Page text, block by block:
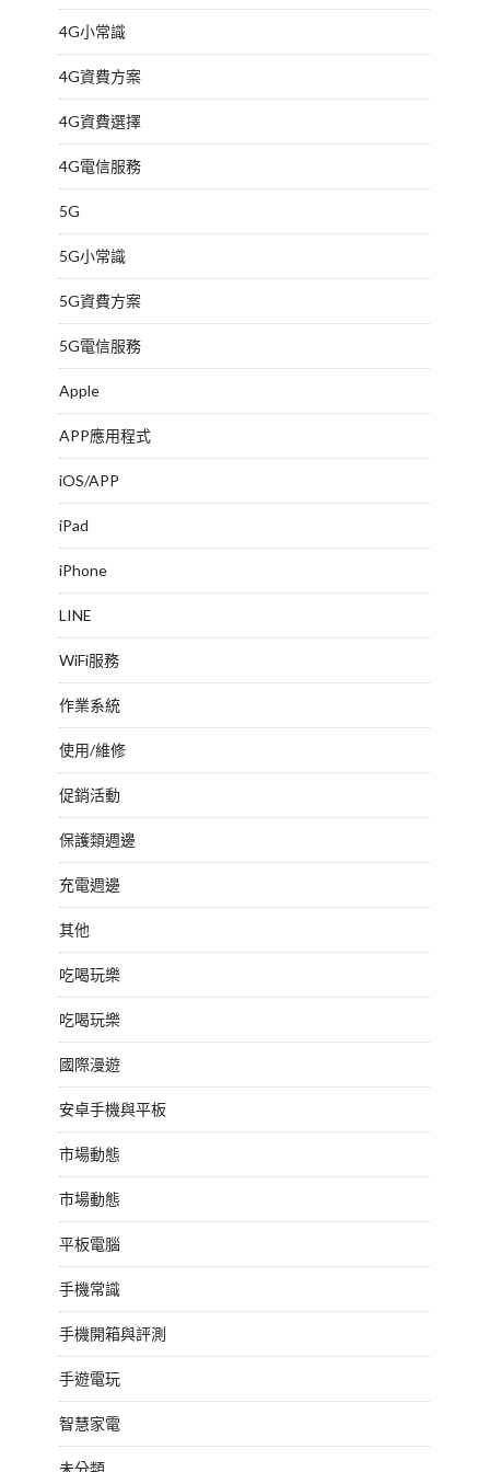
4G小常識
4G資費方案
4G資費選擇
4G電信服務
5G
5G小常識
5G資費方案
5G電信服務
Apple
APP應用程式
iOS/APP
iPad
iPhone
LINE
WiFi服務
作業系統
使用/維修
促銷活動
保護類週邊
充電週邊
其他
吃喝玩樂
吃喝玩樂
國際漫遊
安卓手機與平板
市場動態
市場動態
平板電腦
手機常識
手機開箱與評測
手遊電玩
智慧家電